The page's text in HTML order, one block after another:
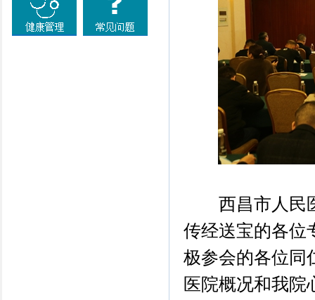
西昌市人民医
传经送宝的各位
极参会的各位同
医院概况和我院